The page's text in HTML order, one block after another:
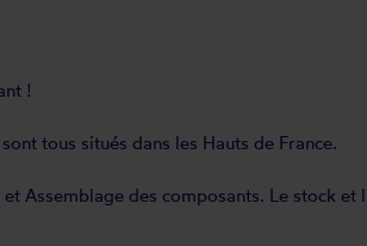
!
tous situés dans les Hauts de France.
Assemblage des composants. Le stock